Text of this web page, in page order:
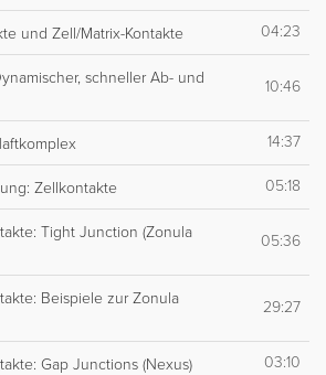
und Zell/Matrix-Kontakte 04:23
schneller Ab- und
10:46
14:37
Zellkontakte 05:18
Tight Junction (Zonula
05:36
Beispiele zur Zonula
29:27
Gap Junctions (Nexus) 03:10